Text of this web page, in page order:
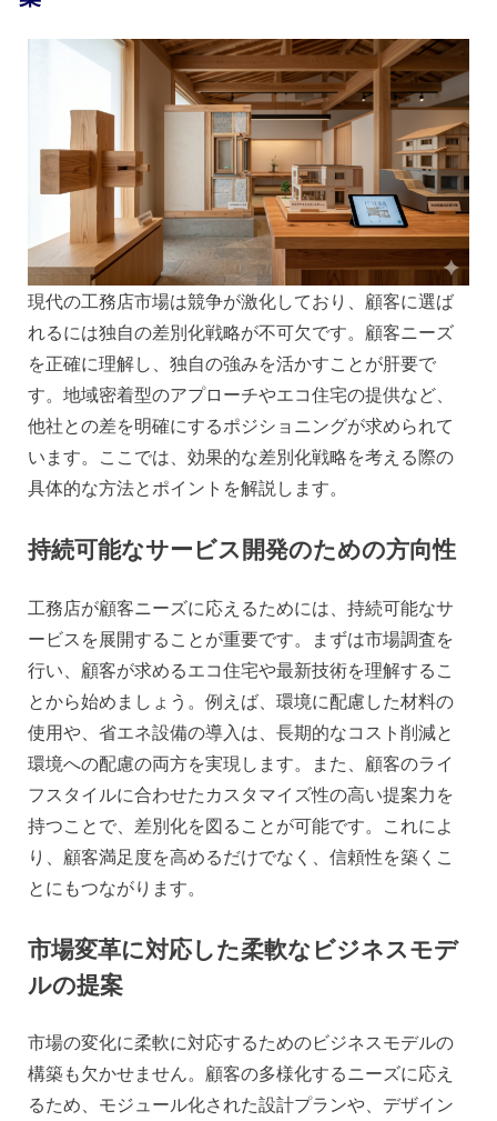
現代の工務店市場は競争が激化しており、顧客に選ば
れるには独自の差別化戦略が不可欠です。顧客ニーズ
を正確に理解し、独自の強みを活かすことが肝要で
す。地域密着型のアプローチやエコ住宅の提供など、
他社との差を明確にするポジショニングが求められて
います。ここでは、効果的な差別化戦略を考える際の
具体的な方法とポイントを解説します。
持続可能なサービス開発のための方向性
工務店が顧客ニーズに応えるためには、持続可能なサ
ービスを展開することが重要です。まずは市場調査を
行い、顧客が求めるエコ住宅や最新技術を理解するこ
とから始めましょう。例えば、環境に配慮した材料の
使用や、省エネ設備の導入は、長期的なコスト削減と
環境への配慮の両方を実現します。また、顧客のライ
フスタイルに合わせたカスタマイズ性の高い提案力を
持つことで、差別化を図ることが可能です。これによ
り、顧客満足度を高めるだけでなく、信頼性を築くこ
とにもつながります。
市場変革に対応した柔軟なビジネスモデ
ルの提案
市場の変化に柔軟に対応するためのビジネスモデルの
構築も欠かせません。顧客の多様化するニーズに応え
るため、モジュール化された設計プランや、デザイン